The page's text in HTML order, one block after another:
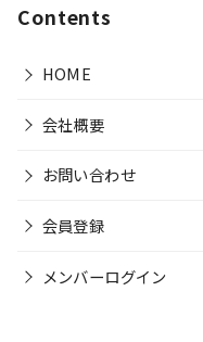
Contents
HOME
会社概要
お問い合わせ
会員登録
メンバーログイン